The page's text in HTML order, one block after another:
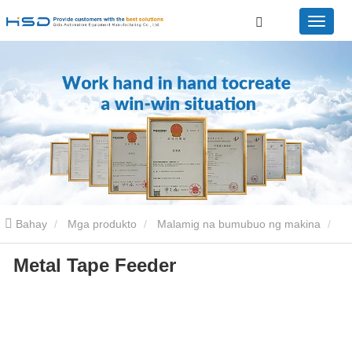
Bahay Mga produkto Malamig na bumubuo ng makina
Feeder machine Metal tape feeder
Metal Tape Feeder